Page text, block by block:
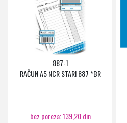
887-1
RAČUN A5 NCR STARI 887 *BR
bez poreza: 139,20 din